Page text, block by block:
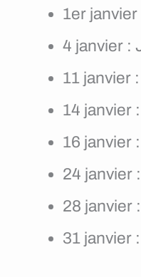
1er
4 janvier :
11 janvier
14 janvier
16 janvier
24 janvier
28 janvier
31 janvier